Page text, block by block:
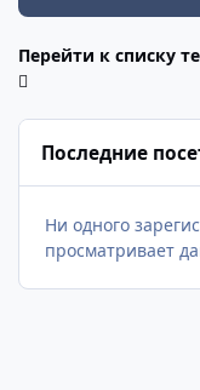
Перейти к списку
Последние
Ни одного
просматривает